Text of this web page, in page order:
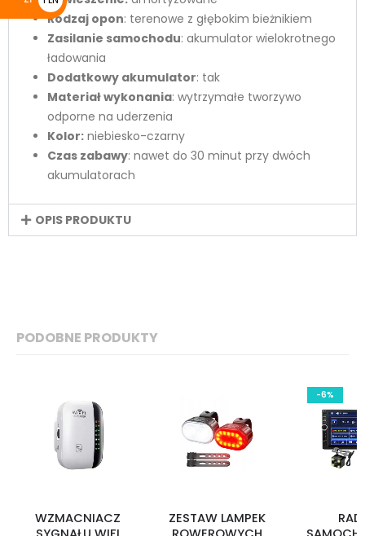
Rodzaj opon: terenowe z głębokim bieżnikiem
Zasilanie samochodu: akumulator wielokrotnego
ładowania
Dodatkowy akumulator: tak
Materiał wykonania: wytrzymałe tworzywo
odporne na uderzenia
Kolor: niebiesko-czarny
Czas zabawy: nawet do 30 minut przy dwóch
akumulatorach
OPIS PRODUKTU
PODOBNE PRODUKTY
WZMACNIACZ
ZESTAW LAMPEK
-6%
zł